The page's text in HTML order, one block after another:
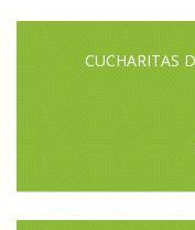
CUCHARITAS